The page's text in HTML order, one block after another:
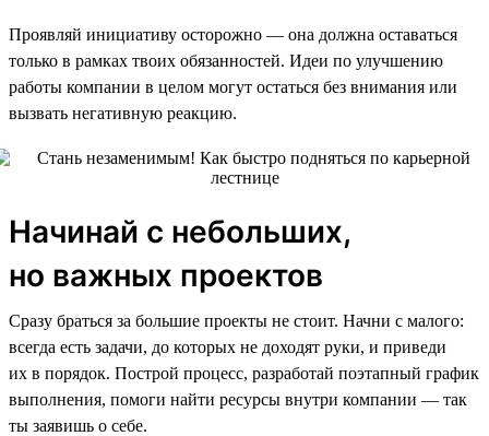
Проявляй инициативу осторожно — она должна оставаться
только в рамках твоих обязанностей. Идеи по улучшению
работы компании в целом могут остаться без внимания или
вызвать негативную реакцию.
Начинай с небольших,
но важных проектов
Сразу браться за большие проекты не стоит. Начни с малого:
всегда есть задачи, до которых не доходят руки, и приведи
их в порядок. Построй процесс, разработай поэтапный график
выполнения, помоги найти ресурсы внутри компании — так
ты заявишь о себе.